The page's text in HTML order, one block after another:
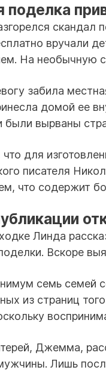
поделка
вручали
На необычную
забила
домой ее
были вырваны
что для
писателя
что содержит
Линда
Вскоре
семь семей
из страниц
Джемма,
Лишь